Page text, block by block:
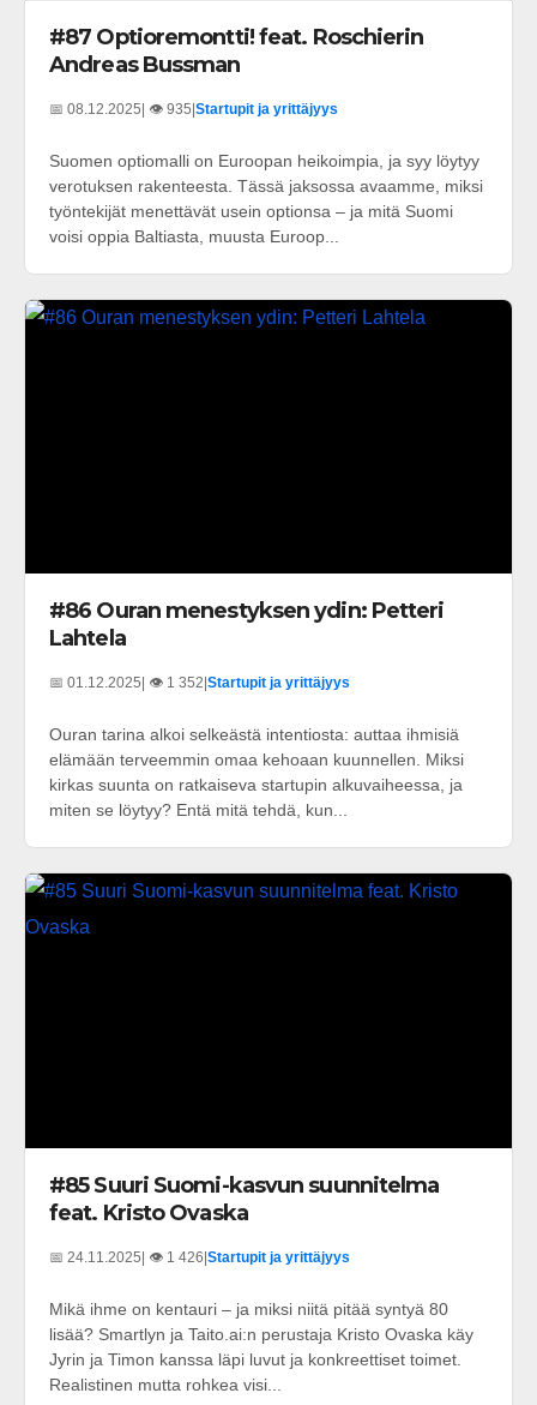
#87 Optioremontti! feat. Roschierin
Andreas Bussman
📅 08.12.2025 | 👁️ 935 Startupit ja yrittäjyys
Suomen optiomalli on Euroopan heikoimpia, ja syy löytyy
verotuksen rakenteesta. Tässä jaksossa avaamme, miksi
työntekijät menettävät usein optionsa – ja mitä Suomi
voisi oppia Baltiasta, muusta Euroop...
#86 Ouran menestyksen ydin: Petteri
Lahtela
📅 01.12.2025 | 👁️ 1 352 Startupit ja yrittäjyys
Ouran tarina alkoi selkeästä intentiosta: auttaa ihmisiä
elämään terveemmin omaa kehoaan kuunnellen. Miksi
kirkas suunta on ratkaiseva startupin alkuvaiheessa, ja
miten se löytyy? Entä mitä tehdä, kun...
#85 Suuri Suomi-kasvun suunnitelma
feat. Kristo Ovaska
📅 24.11.2025| 👁️ 1 426|Startupit ja yrittäjyys
Mikä ihme on kentauri – ja miksi niitä pitää syntyä 80
lisää? Smartlyn ja Taito.ai:n perustaja Kristo Ovaska käy
Jyrin ja Timon kanssa läpi luvut ja konkreettiset toimet.
Realistinen mutta rohkea visi...